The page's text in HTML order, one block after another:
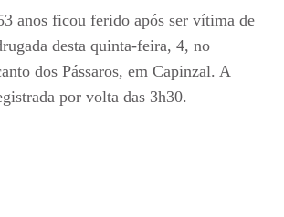
anos ficou ferido após ser vítima de
desta quinta-feira, 4, no
dos Pássaros, em Capinzal. A
por volta das 3h30.